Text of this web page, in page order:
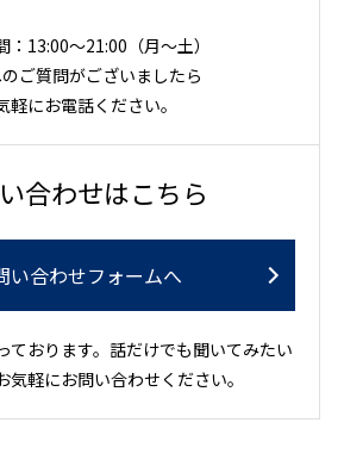
：13:00～21:00（月〜土）
ご質問がございましたら
軽にお電話ください。
合わせはこちら
い合わせフォームへ
ております。話だけでも聞いてみたい
気軽にお問い合わせください。